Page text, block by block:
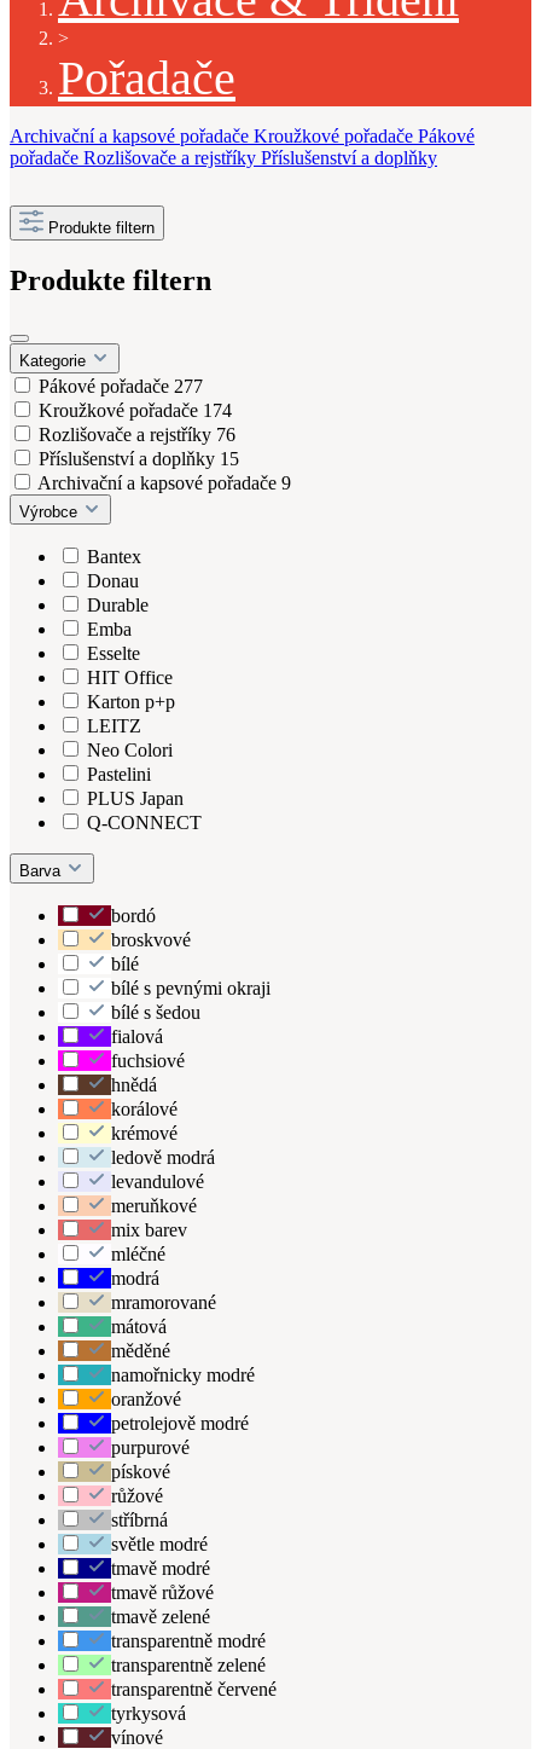
>
Pořadače
Archivační a kapsové pořadače Kroužkové pořadače Pákové
pořadače Rozlišovače a rejstříky Příslušenství a doplňky
Produkte filtern
Produkte filtern
Kategorie
Pákové pořadače 277
Kroužkové pořadače 174
Rozlišovače a rejstříky 76
Příslušenství a doplňky 15
Archivační a kapsové pořadače 9
Výrobce
Bantex
Donau
Durable
Emba
Esselte
HIT Office
Karton p+p
LEITZ
Neo Colori
Pastelini
PLUS Japan
Q-CONNECT
Barva
bordó
broskvové
bílé
bílé s pevnými okraji
bílé s šedou
fialová
fuchsiové
hnědá
korálové
krémové
ledově modrá
levandulové
meruňkové
mix barev
mléčné
modrá
mramorované
mátová
měděné
namořnicky modré
oranžové
petrolejově modré
purpurové
pískové
růžové
stříbrná
světle modré
tmavě modré
tmavě růžové
tmavě zelené
transparentně modré
transparentně zelené
transparentně červené
tyrkysová
vínové